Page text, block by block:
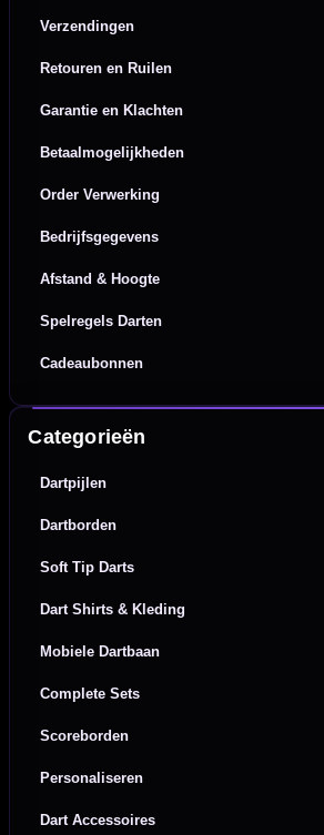
Verzendingen
Retouren en Ruilen
Garantie en Klachten
Betaalmogelijkheden
Order Verwerking
Bedrijfsgegevens
Afstand & Hoogte
Spelregels Darten
Cadeaubonnen
Categorieën
Dartpijlen
Dartborden
Soft Tip Darts
Dart Shirts & Kleding
Mobiele Dartbaan
Complete Sets
Scoreborden
Personaliseren
Dart Accessoires